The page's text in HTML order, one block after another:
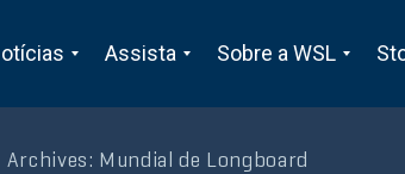
Assista Sobre a WSL
Archives: Mundial de Longboard